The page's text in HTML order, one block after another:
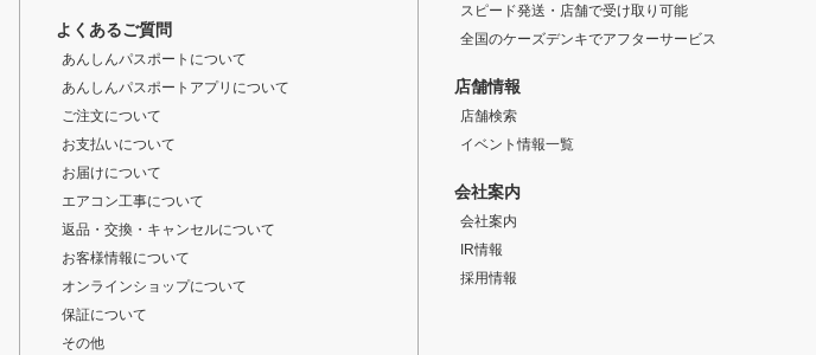
よくあるご質問
あんしんパスポートについて
あんしんパスポートアプリについて
ご注文について
お支払いについて
お届けについて
エアコン工事について
返品・交換・キャンセルについて
お客様情報について
オンラインショップについて
保証について
その他
スピード発送・店舗で受け取り可能
全国のケーズデンキでアフターサービス
店舗情報
店舗検索
イベント情報一覧
会社案内
会社案内
IR情報
採用情報